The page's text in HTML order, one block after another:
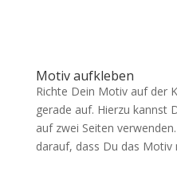
Motiv aufkleben
Richte Dein Motiv auf der
gerade auf. Hierzu kannst
auf zwei Seiten
darauf, dass Du das